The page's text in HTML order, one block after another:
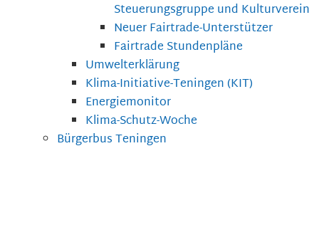
Steuerungsgruppe und Kulturverein
Neuer Fairtrade-Unterstützer
Fairtrade Stundenpläne
Umwelterklärung
Klima-Initiative-Teningen (KIT)
Energiemonitor
Klima-Schutz-Woche
Bürgerbus Teningen